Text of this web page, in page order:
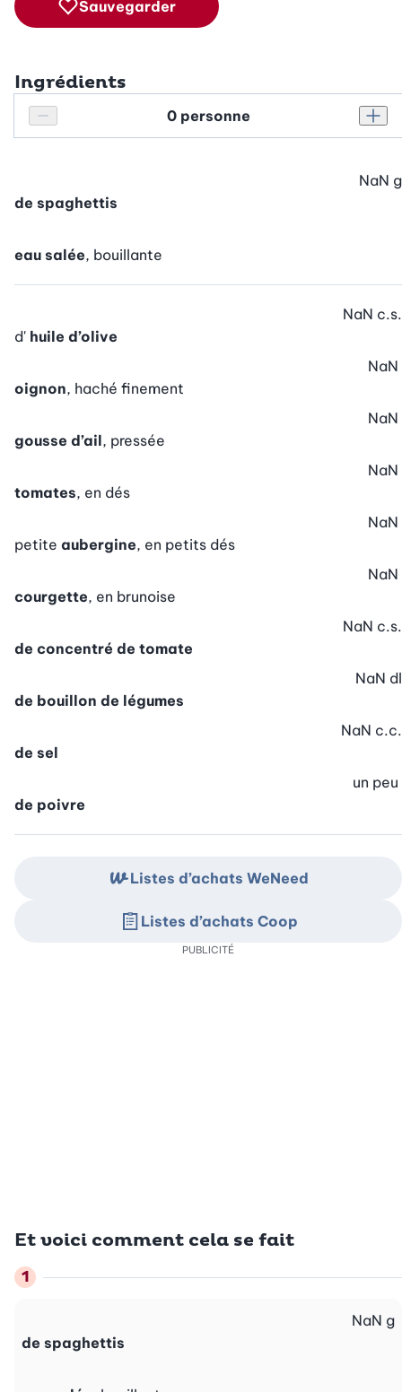
Sauvegarder
Ingrédients
Réduire le nombre de personnes
Personnes
de spaghettis
NaN g
eau salée, bouillante
d' huile d’olive
NaN c.s.
oignon, haché finement
NaN
gousse d’ail, pressée
NaN
tomates, en dés
NaN
petite aubergine, en petits dés
NaN
courgette, en brunoise
NaN
de concentré de tomate
NaN c.s.
de bouillon de légumes
NaN dl
de sel
NaN c.c.
de poivre
un peu
Et voici comment cela se fait
de spaghettis
NaN g
Listes d’achats WeNeed
Listes d’achats Coop
PUBLICITÉ